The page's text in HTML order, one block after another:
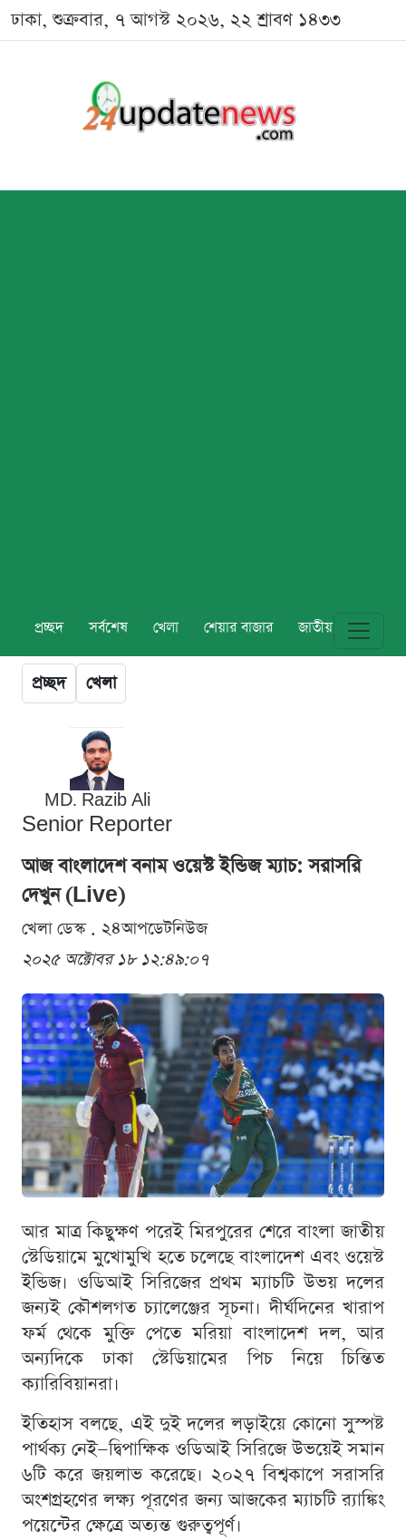
ঢাকা, শুক্রবার, ৭ আগস্ট ২০২৬, ২২ শ্রাবণ ১৪৩৩
প্রচ্ছদ সর্বশেষ খেলা শেয়ার বাজার জাতীয় বিশ্ব
প্রচ্ছদ খেলা
MD. Razib Ali
Senior Reporter
আজ বাংলাদেশ বনাম ওয়েস্ট ইন্ডিজ ম্যাচ: সরাসরি
দেখুন (Live)
খেলা ডেস্ক . ২৪আপডেটনিউজ
২০২৫ অক্টোবর ১৮ ১২:৪৯:০৭
আর মাত্র কিছুক্ষণ পরেই মিরপুরের শেরে বাংলা জাতীয়
স্টেডিয়ামে মুখোমুখি হতে চলেছে বাংলাদেশ এবং ওয়েস্ট
ইন্ডিজ। ওডিআই সিরিজের প্রথম ম্যাচটি উভয় দলের
জন্যই কৌশলগত চ্যালেঞ্জের সূচনা। দীর্ঘদিনের খারাপ
ফর্ম থেকে মুক্তি পেতে মরিয়া বাংলাদেশ দল, আর
অন্যদিকে ঢাকা স্টেডিয়ামের পিচ নিয়ে চিন্তিত
ক্যারিবিয়ানরা।
ইতিহাস বলছে, এই দুই দলের লড়াইয়ে কোনো সুস্পষ্ট
পার্থক্য নেই—দ্বিপাক্ষিক ওডিআই সিরিজে উভয়েই সমান
৬টি করে জয়লাভ করেছে। ২০২৭ বিশ্বকাপে সরাসরি
অংশগ্রহণের লক্ষ্য পূরণের জন্য আজকের ম্যাচটি র‍্যাঙ্কিং
পয়েন্টের ক্ষেত্রে অত্যন্ত গুরুত্বপূর্ণ।